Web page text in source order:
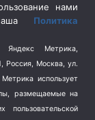
нами
Политика
Яндекс Метрика,
Россия, Москва, ул.
использует
размещаемые на